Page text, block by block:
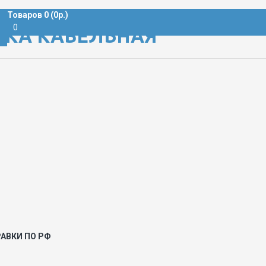
Товаров 0 (0р.)
0
КАБЕЛЬНАЯ
ПО РФ